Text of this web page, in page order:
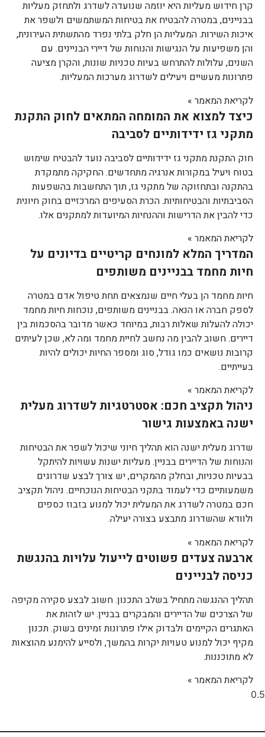
קרן חידוש מעליות היא יוזמה שנועדה לשדרג ולתחזק מעליות
בבניינים, במטרה להבטיח את בטיחות המשתמשים ולשפר את
איכות השירות. המעליות הן חלק בלתי נפרד מהתשתית העירונית,
והן משפיעות על הנגישות והנוחות של דיירי הבניינים. עם
השנים, עלולות להתרחש בעיות טכניות שונות, והקרן מציעה
פתרונות מעשיים ויעילים לשדרוג מערכות המעליות.
לקריאת המאמר »
כיצד למצוא את המומחה המתאים לחוק התקנת
מתקני גז ידידותיים לסביבה
חוק התקנת מתקני גז ידידותיים לסביבה נועד להבטיח שימוש
בטוח ויעיל במקורות אנרגיה מתחדשים. החקיקה מתמקדת
בהתקנה ובתחזוקה של מתקני גז, תוך התחשבות בהשפעות
הסביבתיות והבטיחותיות. הכרת הסעיפים המרכזיים בחוק חיונית
כדי להבין את הדרישות וההנחיות המיועדות למתקנים אלו.
לקריאת המאמר »
המדריך המלא למונחים קריטיים בדיונים על
חיות מחמד בבניינים משותפים
חיות מחמד הן בעלי חיים שנמצאים תחת טיפול אדם במטרה
לספק חברה או הנאה. בבניינים משותפים, נוכחות חיות מחמד
יכולה להעלות שאלות רבות, במיוחד כאשר מדובר בהסכמות בין
דיירים. חשוב להבין מה נחשב לחיית מחמד ומה לא, שכן לעיתים
קרובות נושאים כמו גודל, סוג ומספר החיות יכולים להיות
בעייתיים.
לקריאת המאמר »
ניהול תקציב חכם: אסטרטגיות לשדרוג מעלית
ישנה באמצעות גישור
שדרוג מעלית ישנה הוא תהליך חיוני שיכול לשפר את הבטיחות
והנוחות של הדיירים בבניין. מעליות ישנות עשויות להיתקל
בבעיות טכניות, ובחלק מהמקרים, יש צורך לבצע שדרוגים
משמעותיים כדי לעמוד בתקני הבטיחות הנוכחיים. ניהול תקציב
חכם במטרה לשדרג את המעלית יכול למנוע בזבוז כספים
ולוודא שהשדרוג מתבצע בצורה יעילה.
לקריאת המאמר »
ארבעה צעדים פשוטים לייעול עלויות בהנגשת
כניסה לבניינים
תהליך ההנגשה מתחיל בשלב התכנון. חשוב לבצע סקירה מקיפה
של הצרכים של הדיירים והמבקרים בבניין. יש לזהות את
האתגרים הקיימים ולבדוק אילו פתרונות זמינים בשוק. תכנון
מקיף יכול למנוע טעויות יקרות בהמשך, ולסייע להימנע מהוצאות
לא מתוכננות.
לקריאת המאמר »